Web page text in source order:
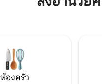
ห้องครัว